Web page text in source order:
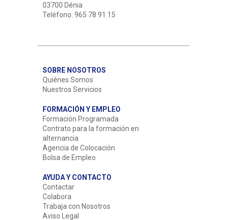
03700 Dénia
Teléfono: 965 78 91 15
SOBRE NOSOTROS
Quiénes Somos
Nuestros Servicios
FORMACIÓN Y EMPLEO
Formación Programada
Contrato para la formación en
alternancia
Agencia de Colocación
Bolsa de Empleo
AYUDA Y CONTACTO
Contactar
Colabora
Trabaja con Nosotros
Aviso Legal